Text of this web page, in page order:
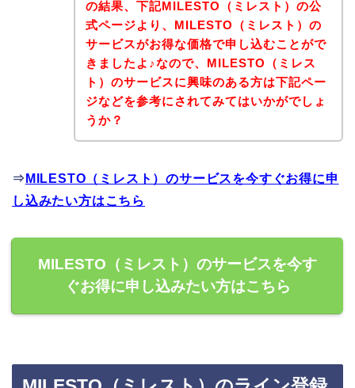
の結果、下記MILESTO（ミレスト）の公
式ページより、MILESTO（ミレスト）の
サービスがお得な価格で申し込むことがで
きましたよ♪なので、MILESTO（ミレス
ト）のサービスに興味のある方は下記ペー
ジなどを参考にされてみてはいかがでしょ
うか？
⇒ MILESTO（ミレスト）のサービスを今すぐお得に申
し込みたい方はこちら
MILESTO（ミレスト）のサービスを今す
ぐお得に申し込みたい方はこちら